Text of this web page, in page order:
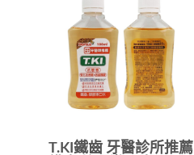
T.KI鐵齒 牙醫診所推薦